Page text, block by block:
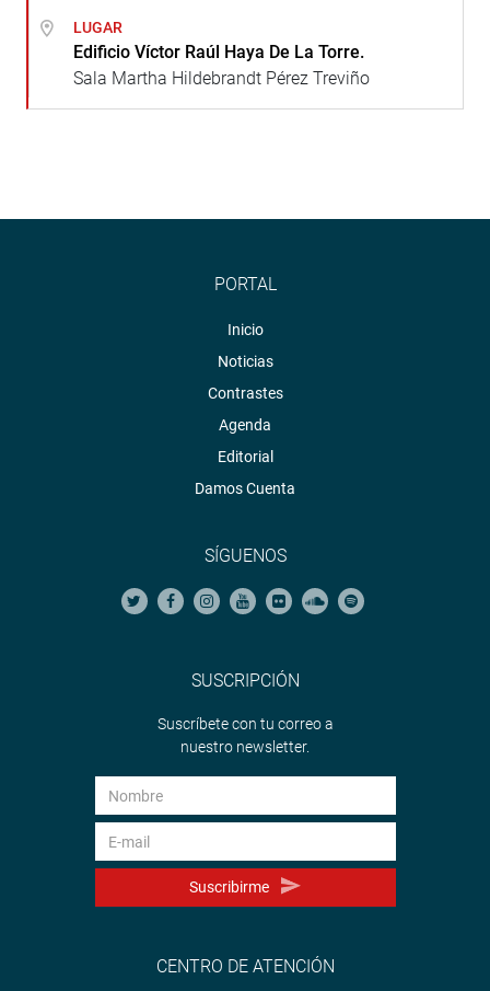
LUGAR
Edificio Víctor Raúl Haya De La Torre.
Sala Martha Hildebrandt Pérez Treviño
PORTAL
Inicio
Noticias
Contrastes
Agenda
Editorial
Damos Cuenta
SÍGUENOS
SUSCRIPCIÓN
Suscríbete con tu correo a
nuestro newsletter.
Suscribirme
CENTRO DE ATENCIÓN